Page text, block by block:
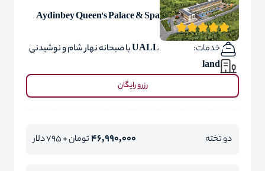
Aydinbey Queen's Palace & Spa
خدمات:
UALL با صبحانه نهار شام و نوشیدنی
land
رزرو رایگان
دو تخته 46,990,000تومان + 795 دلار